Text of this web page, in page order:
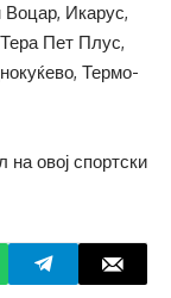
Икарус,
Пет Плус,
Термо-
овој спортски